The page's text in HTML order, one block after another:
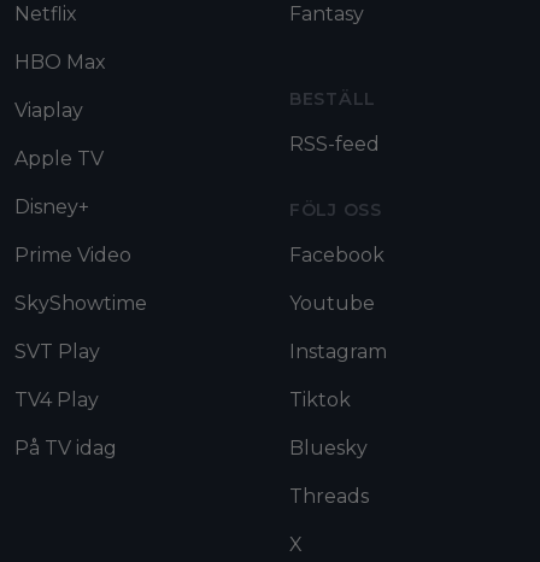
Netflix
HBO Max
Viaplay
Apple TV
Disney+
Prime Video
SkyShowtime
SVT Play
TV4 Play
På TV idag
Fantasy
BESTÄLL
RSS-feed
FÖLJ OSS
Facebook
Youtube
Instagram
Tiktok
Bluesky
Threads
X